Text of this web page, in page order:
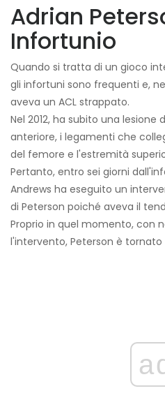
Adrian
Infortunio
Quando si tratta di un gioco
gli infortuni sono frequenti e,
aveva un ACL strappato.
Nel 2012, ha subito una
anteriore, i legamenti che
del femore e l'estremità
Pertanto, entro sei giorni
Andrews ha eseguito un
di Peterson poiché aveva il
Proprio in quel momento, con
l'intervento, Peterson è tornato